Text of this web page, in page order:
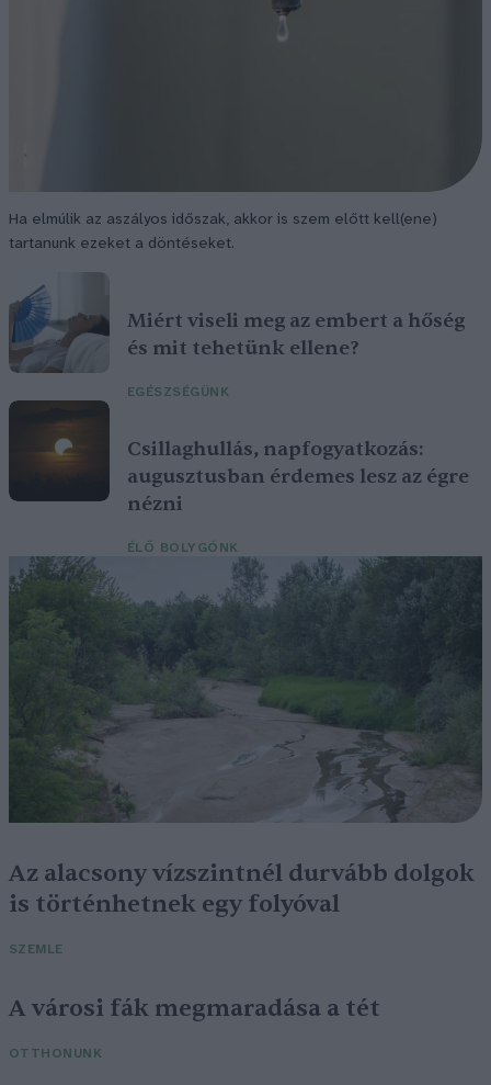
Ha elmúlik az aszályos időszak, akkor is szem előtt kell(ene)
tartanunk ezeket a döntéseket.
Miért viseli meg az embert a hőség
és mit tehetünk ellene?
EGÉSZSÉGÜNK
Csillaghullás, napfogyatkozás:
augusztusban érdemes lesz az égre
nézni
ÉLŐ BOLYGÓNK
Az alacsony vízszintnél durvább dolgok
is történhetnek egy folyóval
SZEMLE
A városi fák megmaradása a tét
OTTHONUNK